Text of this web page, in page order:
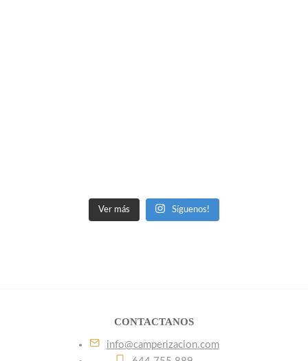
Ver más Síguenos!
CONTACTANOS
info@camperizacion.com